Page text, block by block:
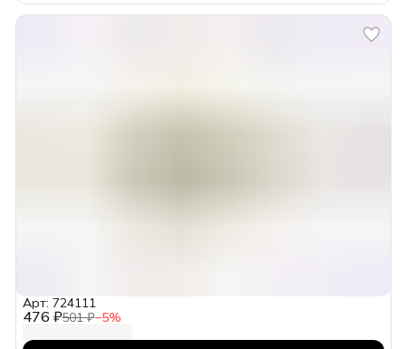
476 ₽501 ₽−5%
Арт: 724111